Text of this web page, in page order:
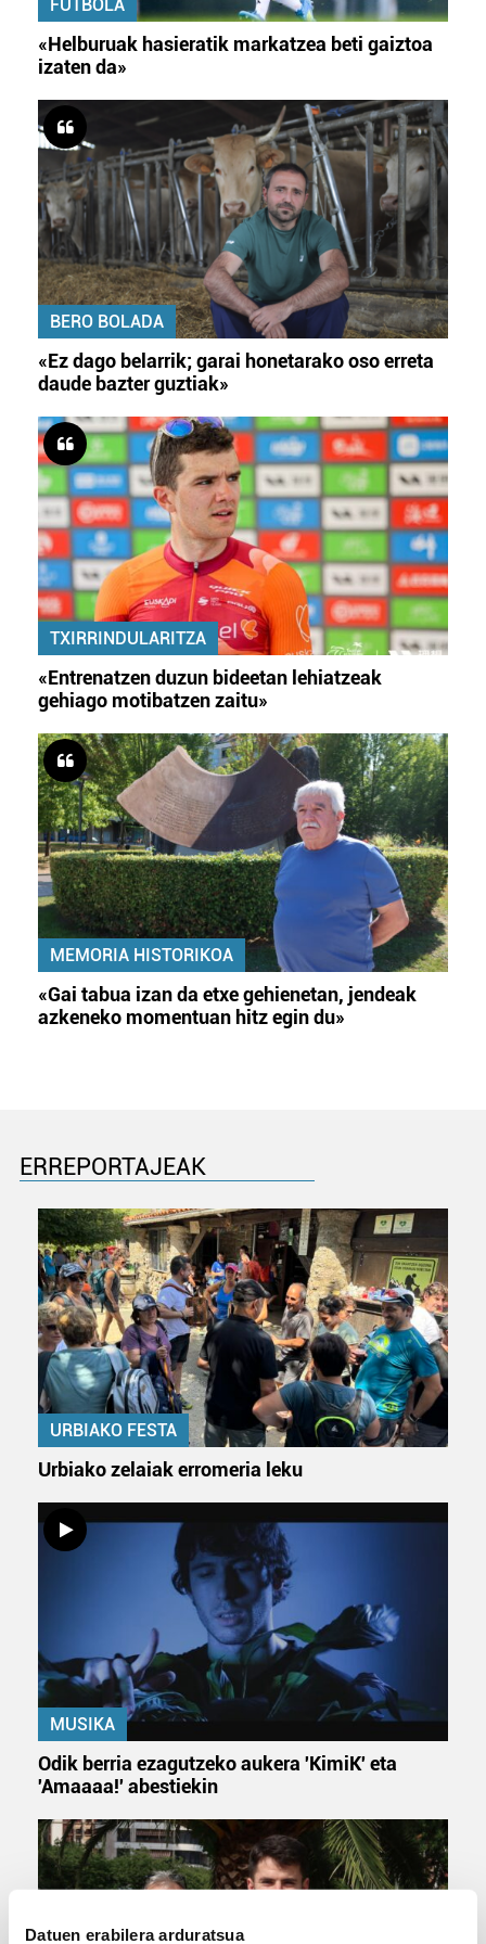
Datuen erabilera arduratsua
FUTBOLA
«Helburuak hasieratik markatzea beti gaiztoa
izaten da»
BERO BOLADA
«Ez dago belarrik; garai honetarako oso erreta
daude bazter guztiak»
TXIRRINDULARITZA
«Entrenatzen duzun bideetan lehiatzeak
gehiago motibatzen zaitu»
MEMORIA HISTORIKOA
«Gai tabua izan da etxe gehienetan, jendeak
azkeneko momentuan hitz egin du»
ERREPORTAJEAK
URBIAKO FESTA
Urbiako zelaiak erromeria leku
MUSIKA
Odik berria ezagutzeko aukera 'KimiK' eta
'Amaaaa!' abestiekin